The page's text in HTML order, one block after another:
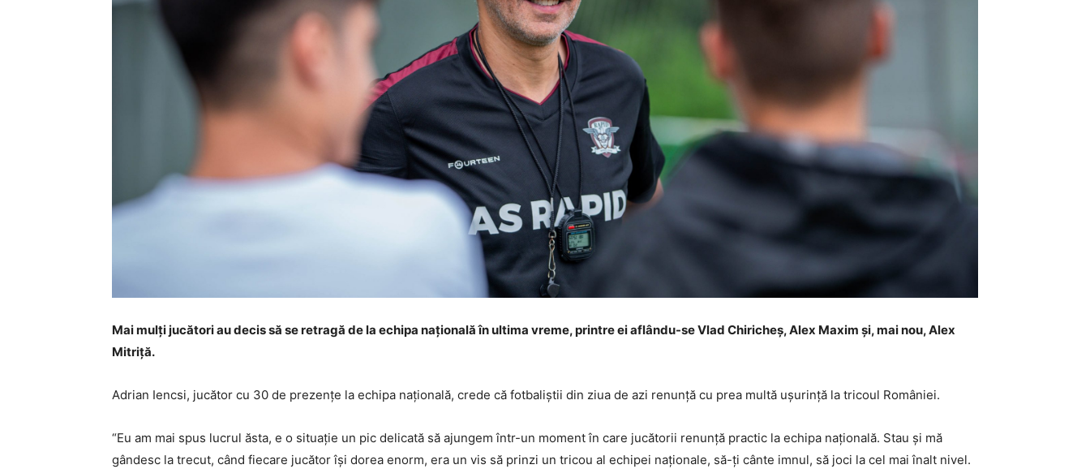
Mai mulți jucători au decis să se retragă de la echipa națională în ultima vreme, printre ei aflându-se Vlad Chiricheș, Alex Maxim și, mai nou, Alex
Mitriță.
Adrian Iencsi, jucător cu 30 de prezențe la echipa națională, crede că fotbaliștii din ziua de azi renunță cu prea multă ușurință la tricoul României.
“Eu am mai spus lucrul ăsta, e o situație un pic delicată să ajungem într-un moment în care jucătorii renunță practic la echipa națională. Stau și mă
gândesc la trecut, când fiecare jucător își dorea enorm, era un vis să prinzi un tricou al echipei naționale, să-ți cânte imnul, să joci la cel mai înalt nivel.